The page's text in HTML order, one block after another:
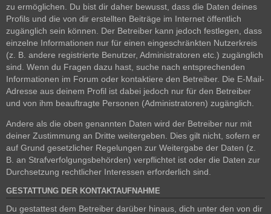
zu ermöglichen. Du bist dir daher bewusst, dass die Daten deines
Profils und die von dir erstellten Beiträge im Internet öffentlich
zugänglich sein können. Der Betreiber kann jedoch festlegen, dass
einzelne Informationen nur für einen eingeschränkten Nutzerkreis
(z. B. andere registrierte Benutzer, Administratoren etc.) zugänglich
sind. Wenn du Fragen dazu hast, suche nach entsprechenden
Informationen im Forum oder kontaktiere den Betreiber. Die E-Mail-
Adresse aus deinem Profil ist dabei jedoch nur für den Betreiber
und von ihm beauftragte Personen (Administratoren) zugänglich.
Andere als die oben genannten Daten wird der Betreiber nur mit
deiner Zustimmung an Dritte weitergeben. Dies gilt nicht, sofern er
auf Grund gesetzlicher Regelungen zur Weitergabe der Daten (z.
B. an Strafverfolgungsbehörden) verpflichtet ist oder die Daten zur
Durchsetzung rechtlicher Interessen erforderlich sind.
GESTATTUNG DER KONTAKTAUFNAHME
Du gestattest dem Betreiber darüber hinaus, dich unter den von dir